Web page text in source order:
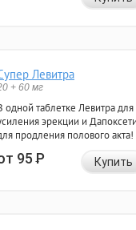
Левитра
+ 60 мг
одной таблетке Левитра для
эрекции и
продления полового акта!
95Р Купить